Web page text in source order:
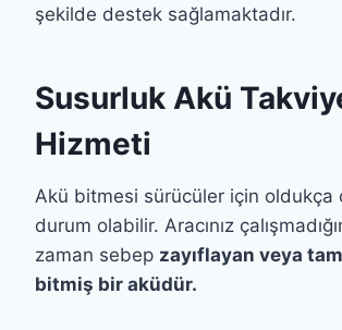
şekilde destek sağlamaktadır.
Susurluk Akü
Hizmeti
Akü bitmesi sürücüler için oldukça
durum olabilir. Aracınız
zaman sebep zayıflayan veya
bitmiş bir aküdür.